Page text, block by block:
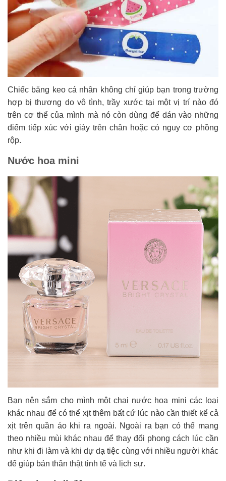
Chiếc băng keo cá nhân không chỉ giúp bạn trong trường
hợp bị thương do vô tình, trầy xước tại một vị trí nào đó
trên cơ thể của mình mà nó còn dùng để dán vào những
điểm tiếp xúc với giày trên chân hoặc có nguy cơ phồng
rộp.
Nước hoa mini
Bạn nên sắm cho mình một chai nước hoa mini các loại
khác nhau để có thể xịt thêm bất cứ lúc nào cần thiết kể cả
xịt trên quần áo khi ra ngoài. Ngoài ra bạn có thể mang
theo nhiều mùi khác nhau để thay đổi phong cách lúc cần
như khi đi làm và khi dự dạ tiệc cùng với nhiều người khác
để giúp bản thân thật tinh tế và lịch sự.